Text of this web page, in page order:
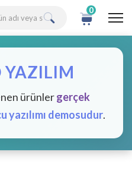
0
YAZILIM
ürünlergerçek
yazılımı demosudur.